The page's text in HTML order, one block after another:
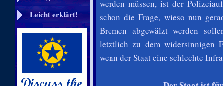
Leicht erklärt!
werden müssen, ist der
schon die Frage, wieso nun
Bremen abgewälzt werden
letztlich zu dem widersinnigen
wenn der Staat eine schlechte